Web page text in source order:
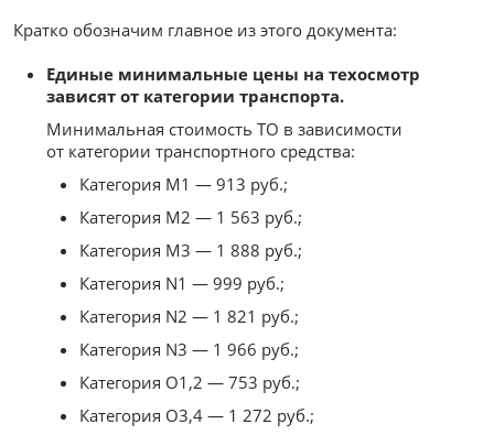
Кратко обозначим главное из этого документа:
Единые минимальные цены на техосмотр
зависят от категории транспорта.
Минимальная стоимость ТО в зависимости
от категории транспортного средства:
Категория М1 — 913 руб.;
Категория М2 — 1 563 руб.;
Категория М3 — 1 888 руб.;
Категория N1 — 999 руб.;
Категория N2 — 1 821 руб.;
Категория N3 — 1 966 руб.;
Категория O1,2 — 753 руб.;
Категория O3,4 — 1 272 руб.;